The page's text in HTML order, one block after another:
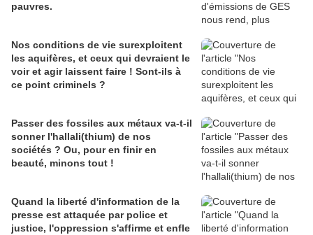
pauvres.
Nos conditions de vie surexploitent
les aquifères, et ceux qui devraient le
voir et agir laissent faire ! Sont-ils à
ce point criminels ?
Passer des fossiles aux métaux va-t-il
sonner l'hallali(thium) de nos
sociétés ? Ou, pour en finir en
beauté, minons tout !
Quand la liberté d'information de la
presse est attaquée par police et
justice, l'oppression s'affirme et enfle